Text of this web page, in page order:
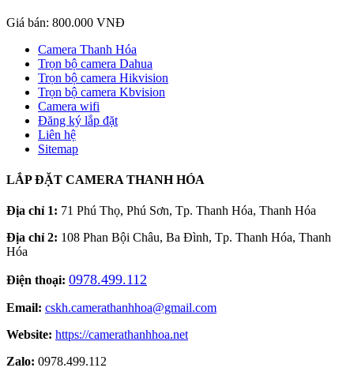
Giá bán: 800.000 VNĐ
Camera Thanh Hóa
Trọn bộ camera Dahua
Trọn bộ camera Hikvision
Trọn bộ camera Kbvision
Camera wifi
Đăng ký lắp đặt
Liên hệ
Sitemap
LẮP ĐẶT CAMERA THANH HÓA
Địa chỉ 1: 71 Phú Thọ, Phú Sơn, Tp. Thanh Hóa, Thanh Hóa
Địa chỉ 2: 108 Phan Bội Châu, Ba Đình, Tp. Thanh Hóa, Thanh
Hóa
Điện thoại: 0978.499.112
Email: cskh.camerathanhhoa@gmail.com
Website: https://camerathanhhoa.net
Zalo: 0978.499.112